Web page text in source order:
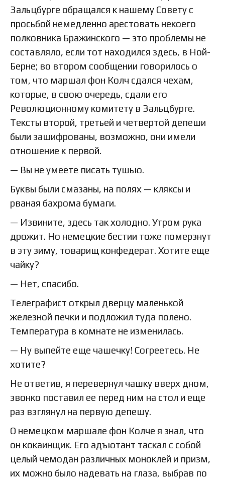
Зальцбурге обращался к нашему Совету с
просьбой немедленно арестовать некоего
полковника Бражинского — это проблемы не
составляло, если тот находился здесь, в Ной-
Берне; во втором сообщении говорилось о
том, что маршал фон Колч сдался чехам,
которые, в свою очередь, сдали его
Революционному комитету в Зальцбурге.
Тексты второй, третьей и четвертой депеши
были зашифрованы, возможно, они имели
отношение к первой.
— Вы не умеете писать тушью.
Буквы были смазаны, на полях — кляксы и
рваная бахрома бумаги.
— Извините, здесь так холодно. Утром рука
дрожит. Но немецкие бестии тоже померзнут
в эту зиму, товарищ конфедерат. Хотите еще
чайку?
— Нет, спасибо.
Телеграфист открыл дверцу маленькой
железной печки и подложил туда полено.
Температура в комнате не изменилась.
— Ну выпейте еще чашечку! Согреетесь. Не
хотите?
Не ответив, я перевернул чашку вверх дном,
звонко поставил ее перед ним на стол и еще
раз взглянул на первую депешу.
О немецком маршале фон Колче я знал, что
он кокаинщик. Его адъютант таскал с собой
целый чемодан различных моноклей и призм,
их можно было надевать на глаза, выбрав по